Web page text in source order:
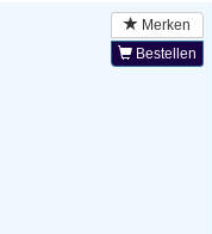
Merken
Bestellen